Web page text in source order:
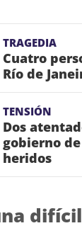
TRAGEDIA
Cuatro
Río de
TENSIÓN
Dos
gobierno
heridos